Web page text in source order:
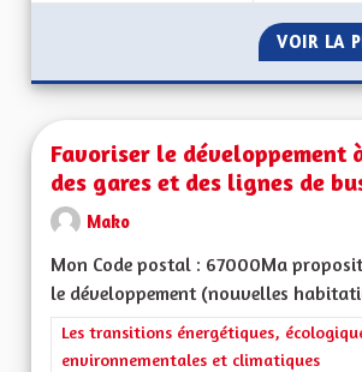
VOIR LA
Favoriser le développement
des gares et des lignes de
Mako
Mon Code postal : 67000Ma
le développement (nouvelles
Filtrer les résultats de la catégorie :
Les transitions énergétiques,
environnementales et climatiques